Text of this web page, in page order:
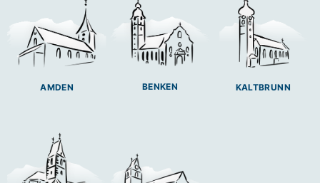
AMDEN BENKEN KALTBRUNN